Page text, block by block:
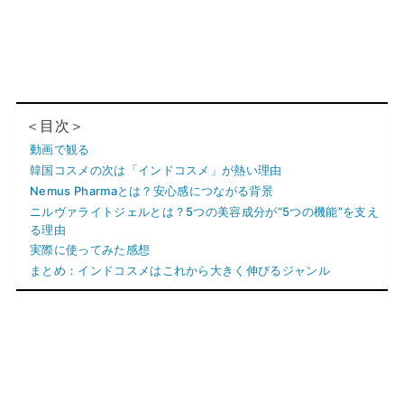
＜目次＞
動画で観る
韓国コスメの次は「インドコスメ」が熱い理由
Nemus Pharmaとは？安心感につながる背景
ニルヴァライトジェルとは？5つの美容成分が“5つの機能”を支え
る理由
実際に使ってみた感想
まとめ：インドコスメはこれから大きく伸びるジャンル